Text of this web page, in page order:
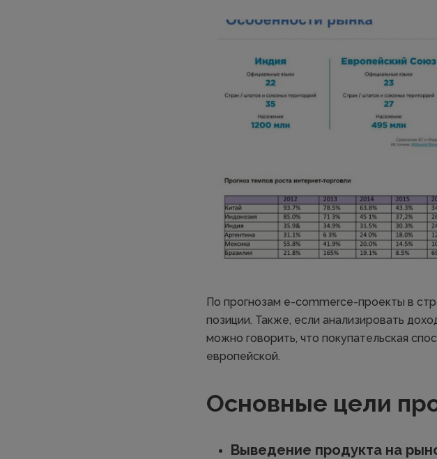
По прогнозам e-commerce-проекты в
позиции. Также, если анализировать
можно говорить, что покупательская
европейской.
Основные цели
Выведение продукта на